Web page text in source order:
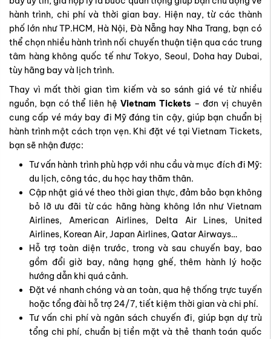
nguồn, bạn có thể liên hệ
Vietnam Tickets
– đơn vị chuyên
cung cấp vé máy bay đi Mỹ đáng tin cậy, giúp bạn chuẩn bị
hành trình một cách trọn vẹn. Khi đặt vé tại Vietnam Tickets,
bạn sẽ nhận được:
Tư vấn hành trình phù hợp với nhu cầu và mục đích đi Mỹ:
du lịch, công tác, du học hay thăm thân.
Cập nhật giá vé theo thời gian thực, đảm bảo bạn không
bỏ lỡ ưu đãi từ các hãng hàng không lớn như Vietnam
Airlines, American Airlines, Delta Air Lines, United
Airlines, Korean Air, Japan Airlines, Qatar Airways…
Hỗ trợ toàn diện trước, trong và sau chuyến bay, bao
gồm đổi giờ bay, nâng hạng ghế, thêm hành lý hoặc
hướng dẫn khi quá cảnh.
Đặt vé nhanh chóng và an toàn, qua hệ thống trực tuyến
hoặc tổng đài hỗ trợ 24/7, tiết kiệm thời gian và chi phí.
Tư vấn chi phí và ngân sách chuyến đi, giúp bạn dự trù
tổng chi phí, chuẩn bị tiền mặt và thẻ thanh toán quốc
tế, tránh vượt ngân sách, đặc biệt là khidu lịch Mỹ tự
túc.
Bạn chỉ cần chia sẻ nhu cầu, phần còn lại hãy để
Vietnam
Ticketsđồng hành. Liên hệ ngay để sở hữuvé máy bay đi Mỹ
với mức giá tốt nhất và dịch vụ chuyên nghiệp, giúp chuyến
đi của bạn thuận tiện, an toàn và đáng nhớ.